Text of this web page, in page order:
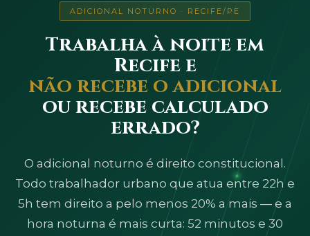
ADICIONAL NOTURNO · RECIFE/PE
Trabalha à noite em
Recife e
não recebe o adicional
ou recebe calculado
errado?
O adicional noturno é direito constitucional.
Todo trabalhador urbano que atua entre 22h e
5h tem direito a pelo menos 20% a mais — e a
hora noturna é mais curta: 52 minutos e 30